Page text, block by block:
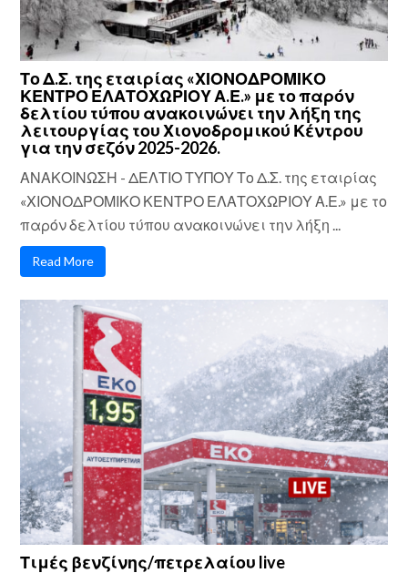
Το Δ.Σ. της εταιρίας «ΧΙΟΝΟΔΡΟΜΙΚΟ
ΚΕΝΤΡΟ ΕΛΑΤΟΧΩΡΙΟΥ Α.Ε.» με το παρόν
δελτίου τύπου ανακοινώνει την λήξη της
λειτουργίας του Χιονοδρομικού Κέντρου
για την σεζόν 2025-2026.
ΑΝΑΚΟΙΝΩΣΗ - ΔΕΛΤΙΟ ΤΥΠΟΥ Το Δ.Σ. της εταιρίας
«ΧΙΟΝΟΔΡΟΜΙΚΟ ΚΕΝΤΡΟ ΕΛΑΤΟΧΩΡΙΟΥ Α.Ε.» με το
παρόν δελτίου τύπου ανακοινώνει την λήξη ...
Read More
Τιμές βενζίνης/πετρελαίου live